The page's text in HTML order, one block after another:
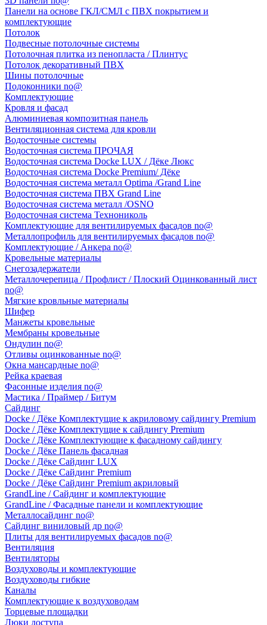
Панели на основе ГКЛ/СМЛ с ПВХ покрытием и
комплектующие
Потолок
Подвесные потолочные системы
Потолочная плитка из пенопласта / Плинтус
Потолок декоративный ПВХ
Шины потолочные
Подоконники no@
Комплектующие
Кровля и фасад
Алюминиевая композитная панель
Вентиляционная система для кровли
Водосточные системы
Водосточная система ПРОЧАЯ
Водосточная система Docke LUX / Дёке Люкс
Водосточная система Docke Premium/ Дёке
Водосточная система металл Optima /Grand Line
Водосточная система ПВХ Grand Line
Водосточная система металл /OSNO
Водосточная система Технониколь
Комплектующие для вентилируемых фасадов no@
Металлопрофиль для вентилируемых фасадов no@
Комплектующие / Анкера no@
Кровельные материалы
Снегозадержатели
Металлочерепица / Профлист / Плоский Оцинкованный лист
no@
Мягкие кровльные материалы
Шифер
Манжеты кровельные
Мембраны кровельные
Ондулин no@
Отливы оцинкованные no@
Окна мансардные no@
Рейка краевая
Фасонные изделия no@
Мастика / Праймер / Битум
Сайдинг
Docke / Дёке Комплектущие к акриловому сайдингу Premium
Docke / Дёке Комплектущие к сайдингу Premium
Docke / Дёке Комплектующие к фасадному сайдингу
Docke / Дёке Панель фасадная
Docke / Дёке Сайдинг LUX
Docke / Дёке Сайдинг Premium
Docke / Дёке Сайдинг Premium акриловый
GrandLine / Сайдинг и комплектующие
GrandLine / Фасадные панели и комплектующие
Металлосайдинг no@
Сайдинг виниловый др no@
Плиты для вентилируемых фасадов no@
Вентиляция
Вентиляторы
Воздуховоды и комплектующие
Воздуховоды гибкие
Каналы
Комплектующие к воздуховодам
Торцевые площадки
Люки доступа